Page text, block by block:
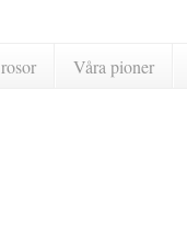
Våra pioner